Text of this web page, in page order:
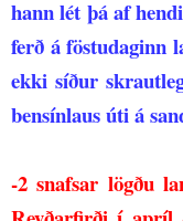
hann lét þá af
ferð á föstudaginn
ekki síður
bensínlaus úti á
-2 snafsar lögðu